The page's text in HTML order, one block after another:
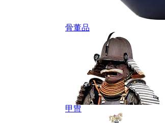
骨董品
甲冑